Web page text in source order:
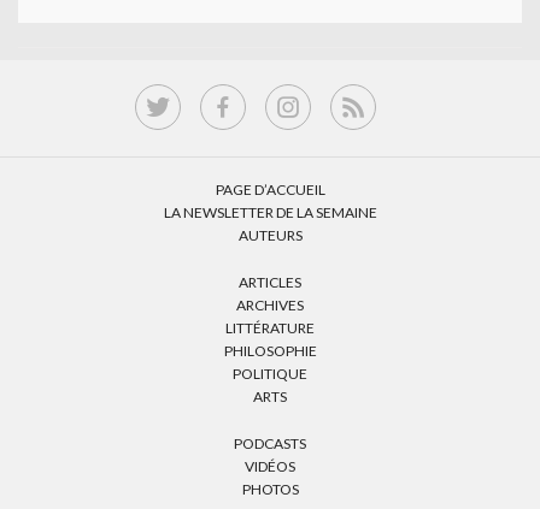
PAGE D’ACCUEIL
LA NEWSLETTER DE LA SEMAINE
AUTEURS
ARTICLES
ARCHIVES
LITTÉRATURE
PHILOSOPHIE
POLITIQUE
ARTS
PODCASTS
VIDÉOS
PHOTOS